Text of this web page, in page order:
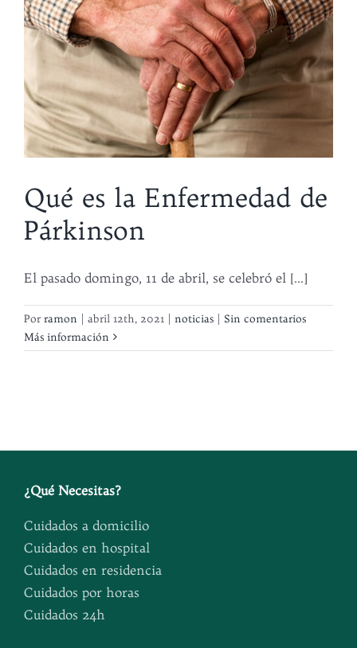
Qué es la Enfermedad de
Párkinson
El pasado domingo, 11 de abril, se celebró el [...]
Porramon abril 12th, 2021 noticias
Sin comentarios
Más información
¿Qué Necesitas?
Cuidados a domicilio
Cuidados en hospital
Cuidados en residencia
Cuidados por horas
Cuidados 24h